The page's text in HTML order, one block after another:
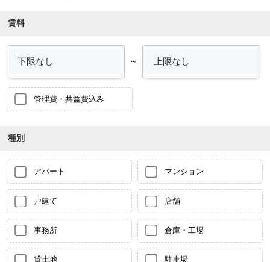
賃料
～
管理費・共益費込み
種別
アパート マンション
戸建て 店舗
事務所 倉庫・工場
貸土地 駐車場